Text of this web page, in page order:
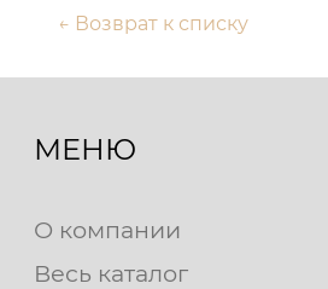
← Возврат к списку
МЕНЮ
О компании
Весь каталог